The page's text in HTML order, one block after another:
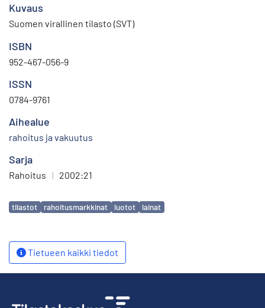
Kuvaus
Suomen virallinen tilasto (SVT)
ISBN
952-467-056-9
ISSN
0784-9761
Aihealue
rahoitus ja vakuutus
Sarja
Rahoitus | 2002:21
Avainsanat
tilastot rahoitusmarkkinat luotot lainat
Tietueen kaikki tiedot